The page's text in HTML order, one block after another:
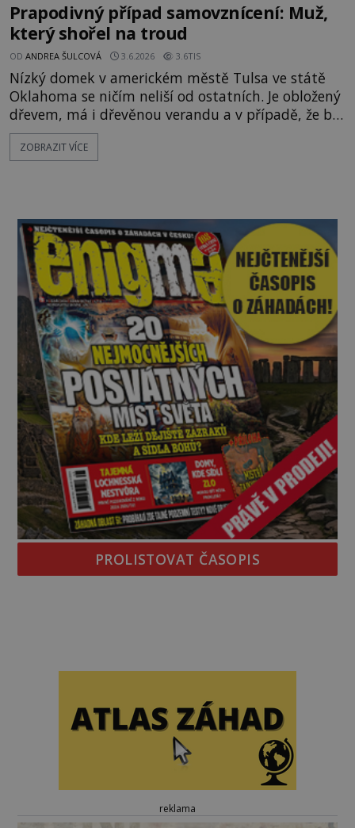
Prapodivný případ samovznícení: Muž,
který shořel na troud
OD ANDREA ŠULCOVÁ 3.6.2026 3.6TIS
Nízký domek v americkém městě Tulsa ve státě
Oklahoma se ničím neliší od ostatních. Je obložený
dřevem, má i dřevěnou verandu a v případě, že by
zde vypukl běžný požár, snadno by vyhořel až do
základů. Konec Dannyho Vanzandta z americké
ZOBRAZIT VÍCE
PROLISTOVAT ČASOPIS
reklama